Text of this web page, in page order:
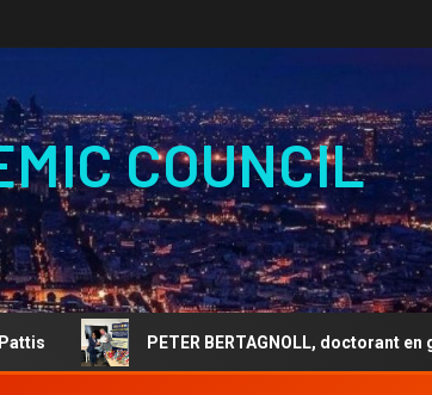
COUNCIL
PETER BERTAGNOLL, doctorant en gestion